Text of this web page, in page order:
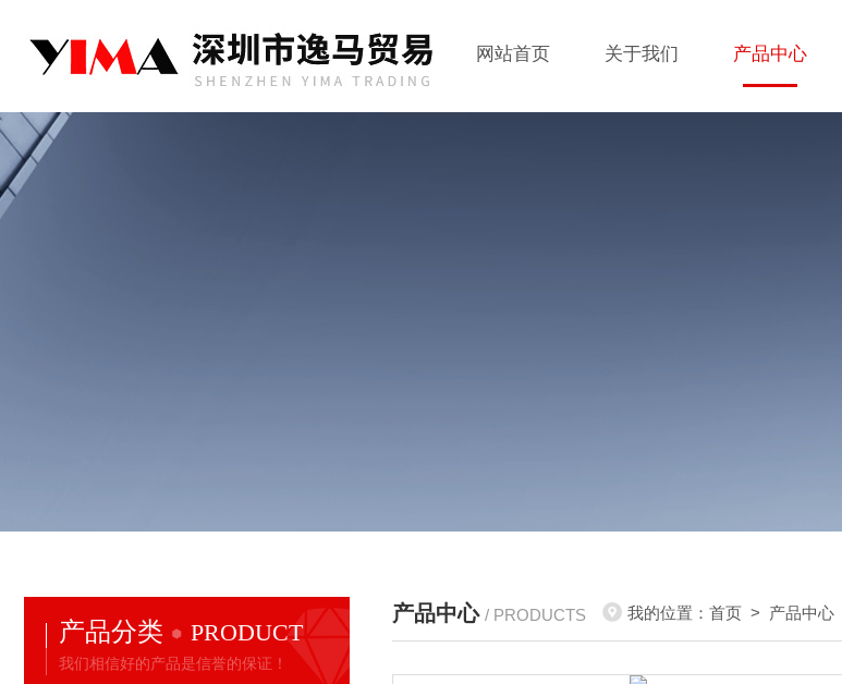
网站首页 关于我们 产品中心
产品分类 PRODUCT
我们相信好的产品是信誉的保证！
产品中心 / PRODUCTS 我的位置：首页 > 产品中心